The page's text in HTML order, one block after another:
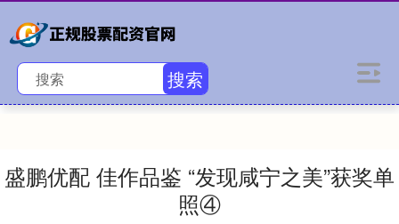
搜索
盛鹏优配 佳作品鉴 “发现咸宁之美”获奖单
照④